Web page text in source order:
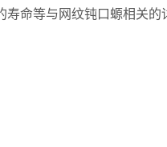
命等与网纹钝口螈相关的